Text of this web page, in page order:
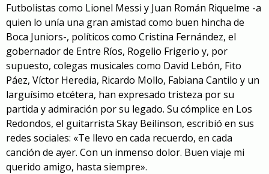
Futbolistas como Lionel Messi y Juan Román Riquelme -a
quien lo unía una gran amistad como buen hincha de
Boca Juniors-, políticos como Cristina Fernández, el
gobernador de Entre Ríos, Rogelio Frigerio y, por
supuesto, colegas musicales como David Lebón, Fito
Páez, Víctor Heredia, Ricardo Mollo, Fabiana Cantilo y un
larguísimo etcétera, han expresado tristeza por su
partida y admiración por su legado. Su cómplice en Los
Redondos, el guitarrista Skay Beilinson, escribió en sus
redes sociales: «Te llevo en cada recuerdo, en cada
canción de ayer. Con un inmenso dolor. Buen viaje mi
querido amigo, hasta siempre».